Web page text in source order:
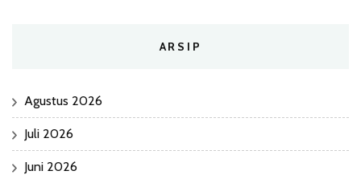
ARSIP
Agustus 2026
Juli 2026
Juni 2026